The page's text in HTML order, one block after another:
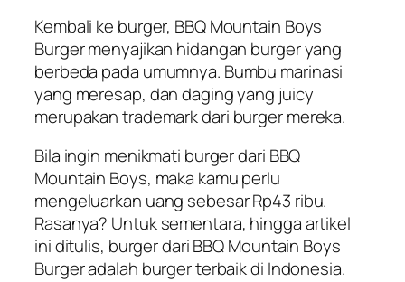
Kembali ke burger, BBQ Mountain Boys
Burger menyajikan hidangan burger yang
berbeda pada umumnya. Bumbu marinasi
yang meresap, dan daging yang juicy
merupakantrademarkdari burger mereka.
Bila ingin menikmati burger dari BBQ
Mountain Boys, maka kamu perlu
mengeluarkan uang sebesar Rp43 ribu.
Rasanya? Untuk sementara, hingga artikel
ini ditulis, burger dari BBQ Mountain Boys
Burger adalah burger terbaik di Indonesia.